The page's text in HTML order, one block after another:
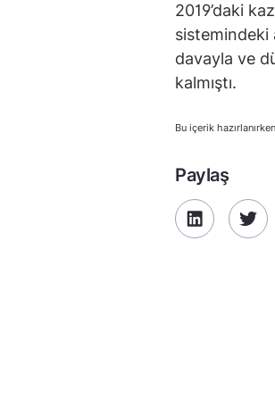
2019’daki
sistemindeki
davayla ve
kalmıştı.
Bu içerik
Paylaş